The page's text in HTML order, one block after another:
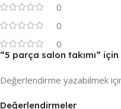
0
0
0
Değerlendirmeler
“5 parça salon takımı”
Değerlendirme yazabilmek